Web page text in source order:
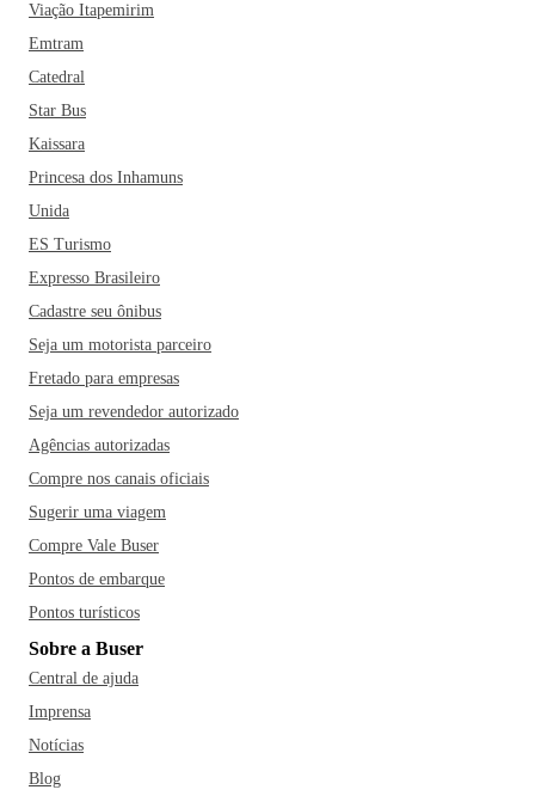
Viação Itapemirim
Emtram
Catedral
Star Bus
Kaissara
Princesa dos Inhamuns
Unida
ES Turismo
Expresso Brasileiro
Cadastre seu ônibus
Seja um motorista parceiro
Fretado para empresas
Seja um revendedor autorizado
Agências autorizadas
Compre nos canais oficiais
Sugerir uma viagem
Compre Vale Buser
Pontos de embarque
Pontos turísticos
Sobre a Buser
Central de ajuda
Imprensa
Notícias
Blog